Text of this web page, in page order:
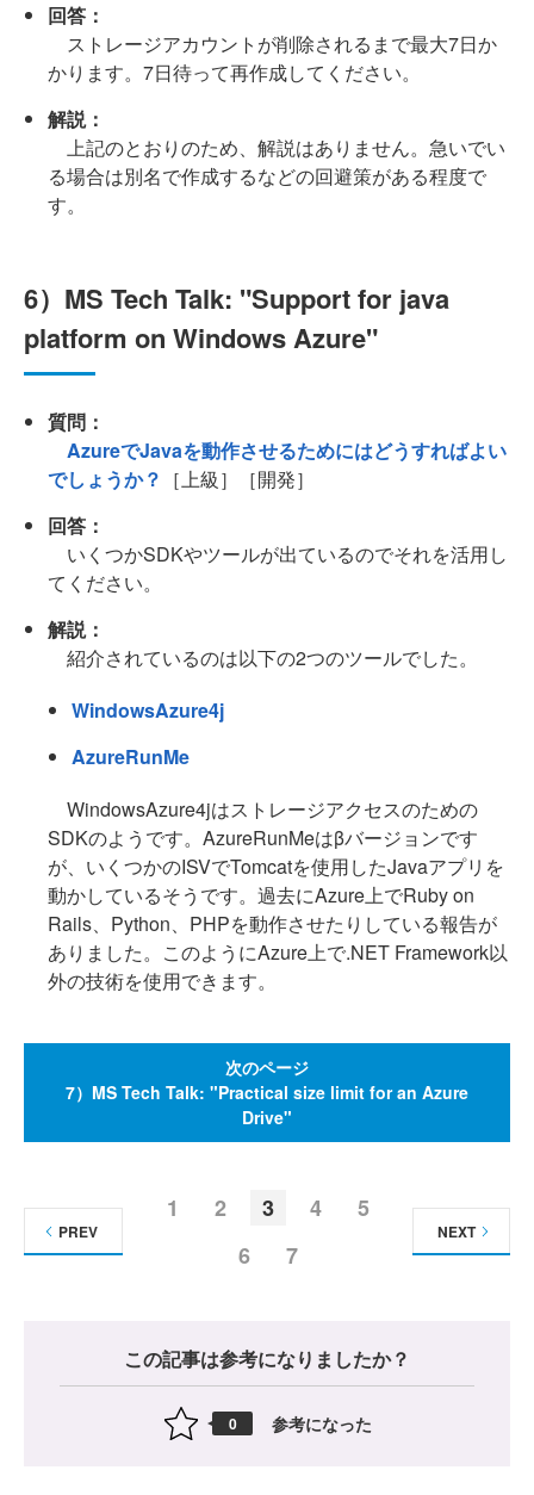
回答：
ストレージアカウントが削除されるまで最大7日か
かります。7日待って再作成してください。
解説：
上記のとおりのため、解説はありません。急いでい
る場合は別名で作成するなどの回避策がある程度で
す。
6）MS Tech Talk: "Support for java
platform on Windows Azure"
質問：
AzureでJavaを動作させるためにはどうすればよい
でしょうか？ ［上級］［開発］
回答：
いくつかSDKやツールが出ているのでそれを活用し
てください。
解説：
紹介されているのは以下の2つのツールでした。
WindowsAzure4j
AzureRunMe
WindowsAzure4jはストレージアクセスのための
SDKのようです。AzureRunMeはβバージョンです
が、いくつかのISVでTomcatを使用したJavaアプリを
動かしているそうです。過去にAzure上でRuby on
Rails、Python、PHPを動作させたりしている報告が
ありました。このようにAzure上で.NET Framework以
外の技術を使用できます。
次のページ
7）MS Tech Talk: "Practical size limit for an Azure
Drive"
1 2 3 4
5
6
7
PREV NEXT
この記事は参考になりましたか？
0 参考になった